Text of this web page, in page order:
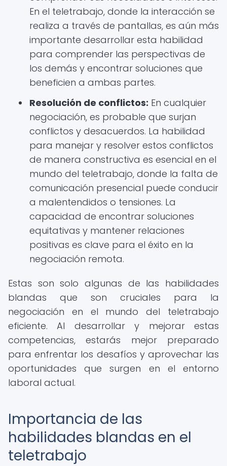
En el teletrabajo, donde la interacción se
realiza a través de pantallas, es aún más
importante desarrollar esta habilidad
para comprender las perspectivas de
los demás y encontrar soluciones que
beneficien a ambas partes.
Resolución de conflictos: En cualquier
negociación, es probable que surjan
conflictos y desacuerdos. La habilidad
para manejar y resolver estos conflictos
de manera constructiva es esencial en el
mundo del teletrabajo, donde la falta de
comunicación presencial puede conducir
a malentendidos o tensiones. La
capacidad de encontrar soluciones
equitativas y mantener relaciones
positivas es clave para el éxito en la
negociación remota.
Estas son solo algunas de las habilidades
blandas que son cruciales para la
negociación en el mundo del teletrabajo
eficiente. Al desarrollar y mejorar estas
competencias, estarás mejor preparado
para enfrentar los desafíos y aprovechar las
oportunidades que surgen en el entorno
laboral actual.
Importancia de las
habilidades blandas en el
teletrabajo